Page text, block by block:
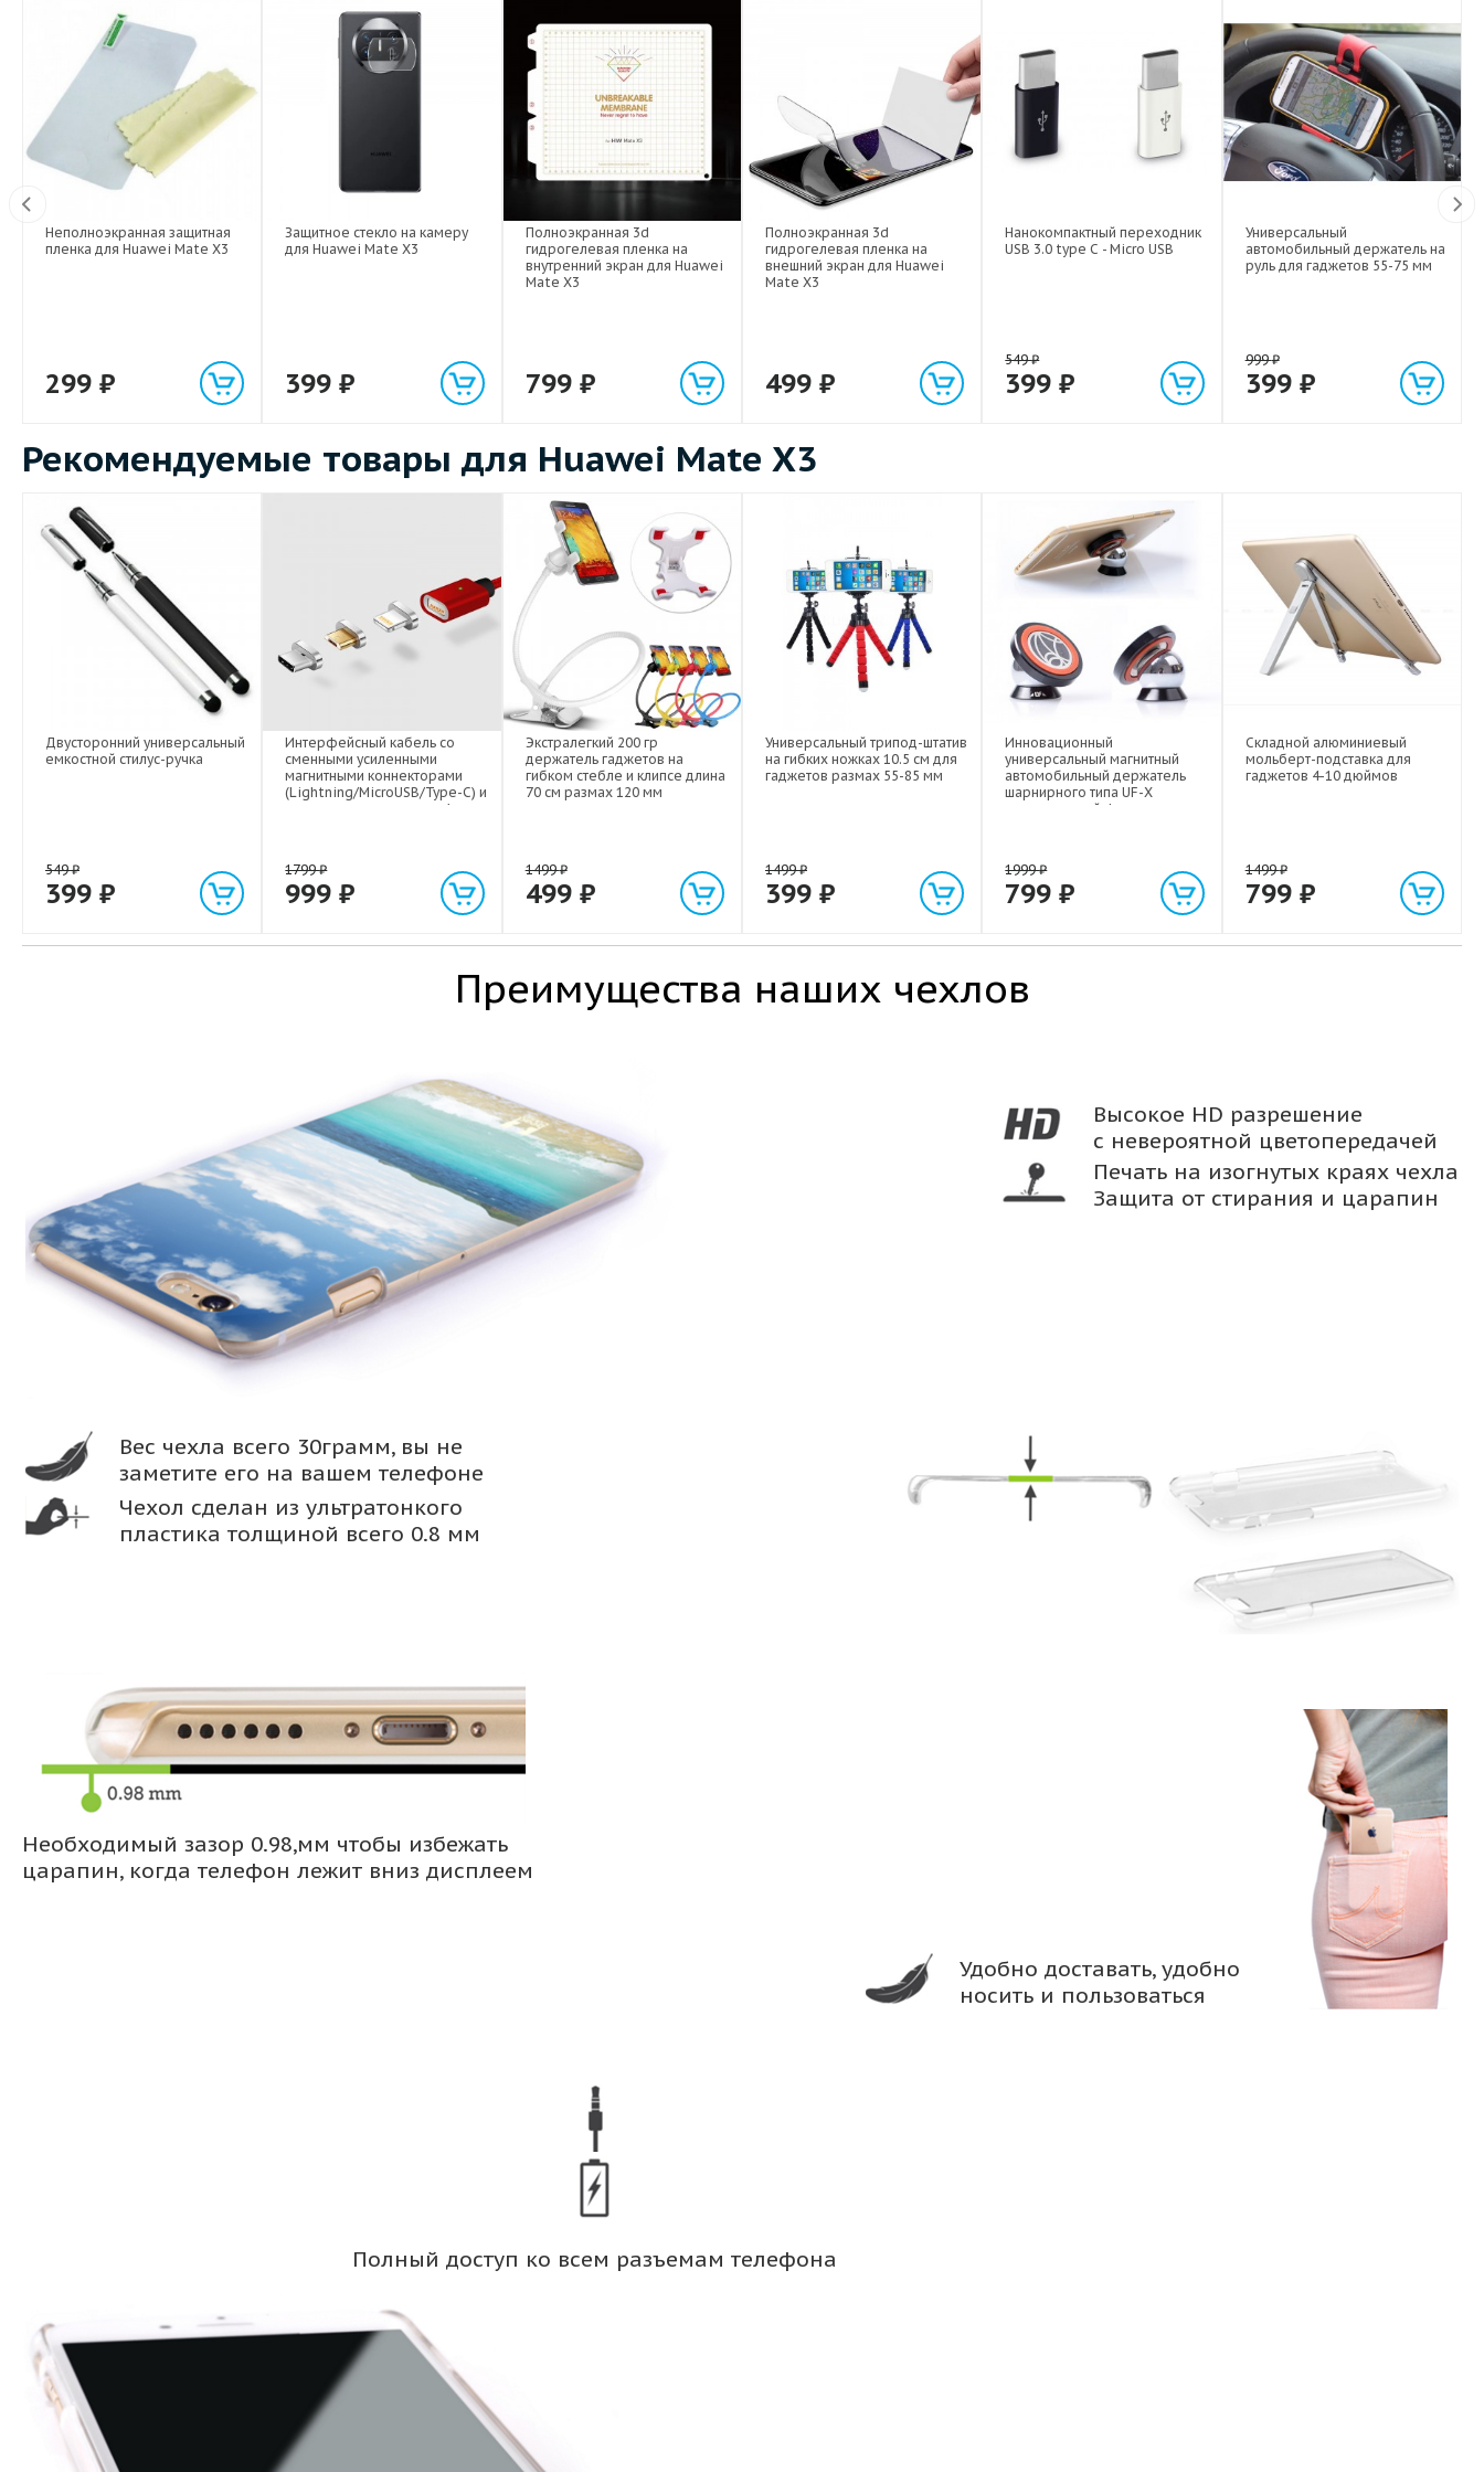
Неполноэкранная защитная
пленка для Huawei Mate X3
299 ₽
Защитное стекло на камеру
для Huawei Mate X3
399₽
Полноэкранная 3d
гидрогелевая пленка на
внутренний экран для Huawei
Mate X3
799 ₽
Полноэкранная 3d
гидрогелевая пленка на
внешний экран для Huawei
Mate X3
499 ₽
Нанокомпактный переходник
USB 3.0 type C - Micro USB
549₽
399₽
Универсальный
автомобильный держатель на
руль для гаджетов 55-75 мм
999₽
399 ₽
Рекомендуемые товары для Huawei Mate X3
Двусторонний универсальный
емкостной стилус-ручка
549₽
399 ₽
Интерфейсный кабель со
сменными усиленными
магнитными коннекторами
(Lightning/MicroUSB/Type-C) и
световым индикатором 1м
1799₽
999₽
Экстралегкий 200 гр
держатель гаджетов на
гибком стебле и клипсе длина
70 см размах 120 мм
1499₽
499 ₽
Универсальный трипод-штатив
на гибких ножках 10.5 см для
гаджетов размах 55-85 мм
1499₽
399 ₽
Инновационный
универсальный магнитный
автомобильный держатель
шарнирного типа UF-X
экстрасильной фиксации для
1999₽
799₽
Складной алюминиевый
мольберт-подставка для
гаджетов 4-10 дюймов
1499₽
799 ₽
Преимущества наших чехлов
Высокое HD разрешение
с невероятной цветопередачей
Печать на изогнутых краях чехла
Защита от стирания и царапин
Вес чехла всего 30грамм, вы не
заметите его на вашем телефоне
Чехол сделан из ультратонкого
пластика толщиной всего 0.8 мм
Удобно доставать, удобно
носить и пользоваться
Необходимый зазор 0.98,мм чтобы избежать
царапин, когда телефон лежит вниз дисплеем
Полный доступ ко всем разъемам телефона